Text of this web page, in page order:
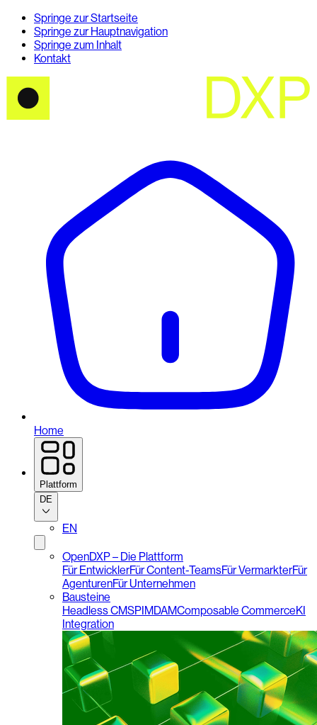
Springe zur Startseite
Springe zur Hauptnavigation
Springe zum Inhalt
Kontakt
Home
Plattform
DE
EN
OpenDXP – Die Plattform
Für EntwicklerFür Content-TeamsFür VermarkterFür
AgenturenFür Unternehmen
Bausteine
Headless CMSPIMDAMComposable CommerceKI
Integration